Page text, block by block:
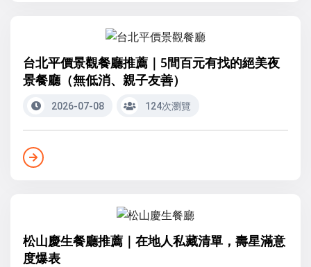
台北平價景觀餐廳推薦｜5間百元有找的絕美夜
景餐廳（無低消、親子友善）
2026-07-08 124次瀏覽
松山慶生餐廳推薦｜在地人私藏清單，壽星滿意
度爆表